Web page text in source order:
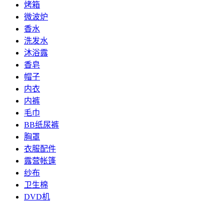
烤箱
微波炉
香水
洗发水
沐浴露
香皂
帽子
内衣
内裤
毛巾
BB纸尿裤
胸罩
衣服配件
露营帐篷
纱布
卫生棉
DVD机